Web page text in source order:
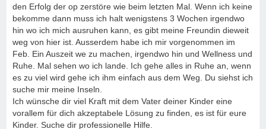
den Erfolg der op zerstöre wie beim letzten Mal. Wenn ich keine
bekomme dann muss ich halt wenigstens 3 Wochen irgendwo
hin wo ich mich ausruhen kann, es gibt meine Freundin dieweit
weg von hier ist. Ausserdem habe ich mir vorgenommen im
Feb. Ein Auszeit we zu machen, irgendwo hin und Wellness und
Ruhe. Mal sehen wo ich lande. Ich gehe alles in Ruhe an, wenn
es zu viel wird gehe ich ihm einfach aus dem Weg. Du siehst ich
suche mir meine Inseln.
Ich wünsche dir viel Kraft mit dem Vater deiner Kinder eine
vorallem für dich akzeptabele Lösung zu finden, es ist für eure
Kinder. Suche dir professionelle Hilfe.